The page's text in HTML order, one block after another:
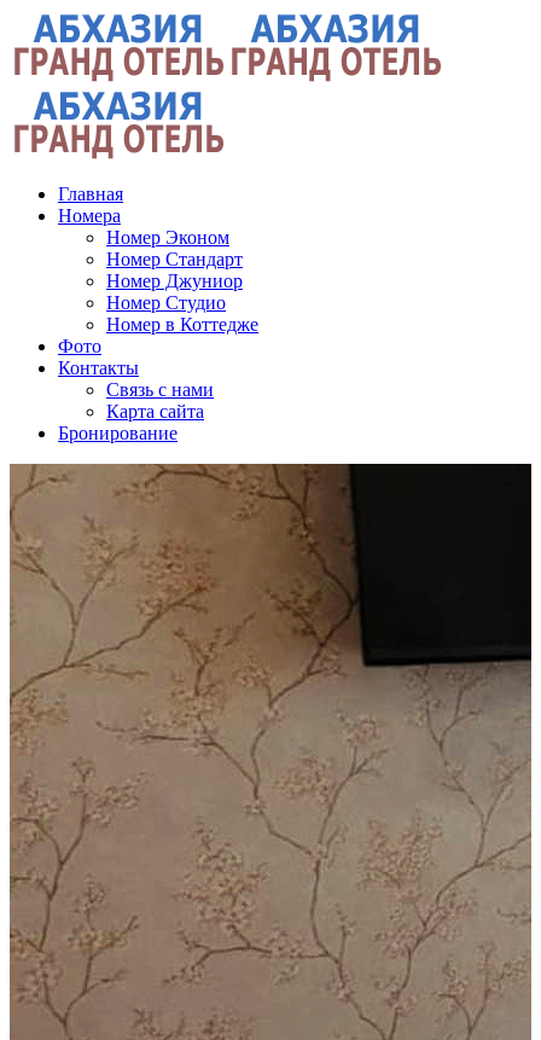
Главная
Номера
Номер Эконом
Номер Стандарт
Номер Джуниор
Номер Студио
Номер в Коттедже
Фото
Контакты
Связь с нами
Карта сайта
Бронирование